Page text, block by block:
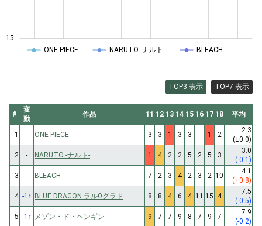
15
ONE PIECE NARUTO -ナルト- BLEACH
TOP3 表示 TOP7 表示
#
変
動
作品 11 12 13 14 15 16 17 18 平均
1 - ONE PIECE 3 3 1 3 3 - 1 2
2.3
(±0.0)
2
- NARUTO -ナルト- 1 4 2 2 5 2 5 3
3.0
(-0.1)
3
- BLEACH 7 2 3 4 2 3 2 10
4.1
(+0.8)
4 -1 ↑ BLUE DRAGON ラルΩグラド 8 8 4 6 4 11 15 4
7.5
(-0.5)
5 -1 ↑ メゾン・ド・ペンギン 9 7 7 9 8 7 9 7
7.9
(-0.2)